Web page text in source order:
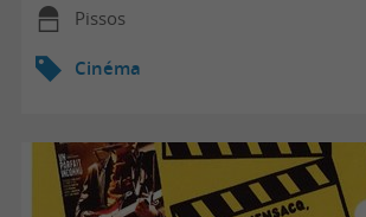
Pissos
Cinéma